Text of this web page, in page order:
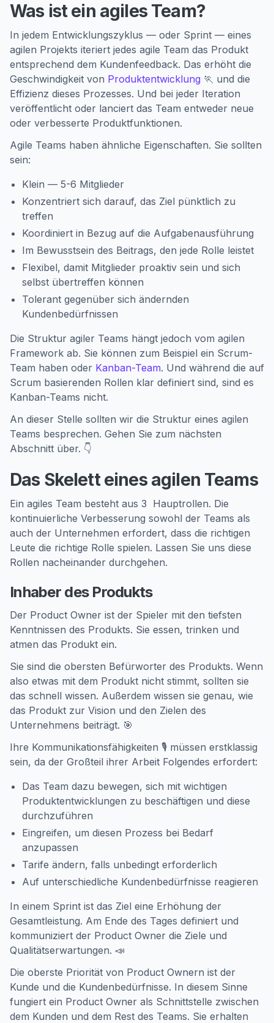
Was ist ein agiles Team?
In jedem Entwicklungszyklus — oder Sprint — eines
agilen Projekts iteriert jedes agile Team das Produkt
entsprechend dem Kundenfeedback. Das erhöht die
Geschwindigkeit von Produktentwicklung 🏃 und die
Effizienz dieses Prozesses. Und bei jeder Iteration
veröffentlicht oder lanciert das Team entweder neue
oder verbesserte Produktfunktionen.
Agile Teams haben ähnliche Eigenschaften. Sie sollten
sein:
Klein — 5-6 Mitglieder
Konzentriert sich darauf, das Ziel pünktlich zu
treffen
Koordiniert in Bezug auf die Aufgabenausführung
Im Bewusstsein des Beitrags, den jede Rolle leistet
Flexibel, damit Mitglieder proaktiv sein und sich
selbst übertreffen können
Tolerant gegenüber sich ändernden
Kundenbedürfnissen
Die Struktur agiler Teams hängt jedoch vom agilen
Framework ab. Sie können zum Beispiel ein Scrum-
Team haben oder Kanban-Team. Und während die auf
Scrum basierenden Rollen klar definiert sind, sind es
Kanban-Teams nicht.
An dieser Stelle sollten wir die Struktur eines agilen
Teams besprechen. Gehen Sie zum nächsten
Abschnitt über. 👇
Das Skelett eines agilen Teams
Ein agiles Team besteht aus 3 ️ Hauptrollen. Die
kontinuierliche Verbesserung sowohl der Teams als
auch der Unternehmen erfordert, dass die richtigen
Leute die richtige Rolle spielen. Lassen Sie uns diese
Rollen nacheinander durchgehen.
Inhaber des Produkts
Der Product Owner ist der Spieler mit den tiefsten
Kenntnissen des Produkts. Sie essen, trinken und
atmen das Produkt ein.
Sie sind die obersten Befürworter des Produkts. Wenn
also etwas mit dem Produkt nicht stimmt, sollten sie
das schnell wissen. Außerdem wissen sie genau, wie
das Produkt zur Vision und den Zielen des
Unternehmens beiträgt. 🎯
Ihre Kommunikationsfähigkeiten 🎙️ müssen erstklassig
sein, da der Großteil ihrer Arbeit Folgendes erfordert:
Das Team dazu bewegen, sich mit wichtigen
Produktentwicklungen zu beschäftigen und diese
durchzuführen
Eingreifen, um diesen Prozess bei Bedarf
anzupassen
Tarife ändern, falls unbedingt erforderlich
Auf unterschiedliche Kundenbedürfnisse reagieren
In einem Sprint ist das Ziel eine Erhöhung der
Gesamtleistung. Am Ende des Tages definiert und
kommuniziert der Product Owner die Ziele und
Qualitätserwartungen. 📣
Die oberste Priorität von Product Ownern ist der
Kunde und die Kundenbedürfnisse. In diesem Sinne
fungiert ein Product Owner als Schnittstelle zwischen
dem Kunden und dem Rest des Teams. Sie erhalten